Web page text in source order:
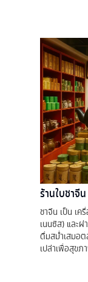
ร้านใบชาจีน
ชาจีน เป็น เค
เนนซิส) และผ่
ดื่มสม่ำเสมอ
เปล่าเพื่อสุข